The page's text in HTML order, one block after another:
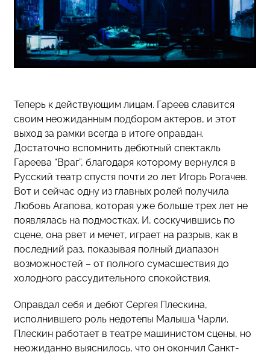
Теперь к действующим лицам. Гареев славится
своим неожиданным подбором актеров, и этот
выход за рамки всегда в итоге оправдан.
Достаточно вспомнить дебютный спектакль
Гареева “Враг”, благодаря которому вернулся в
Русский театр спустя почти 20 лет Игорь Рогачев.
Вот и сейчас одну из главных ролей получила
Любовь Агапова, которая уже больше трех лет не
появлялась на подмостках. И, соскучившись по
сцене, она рвет и мечет, играет на разрыв, как в
последний раз, показывая полный диапазон
возможностей – от полного сумасшествия до
холодного рассудительного спокойствия.
Оправдал себя и дебют Сергея Плескина,
исполнившего роль недотепы Малыша Чарли.
Плескин работает в театре машинистом сцены, но
неожиданно выяснилось, что он окончил Санкт-